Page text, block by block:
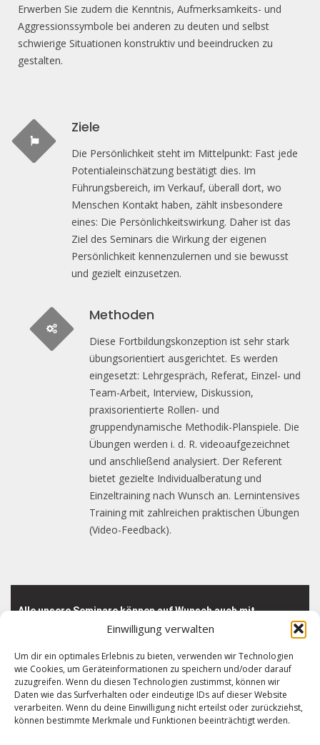
Einwilligung verwalten
Um dir ein optimales Erlebnis zu bieten, verwenden wir Technologien
wie Cookies, um Geräteinformationen zu speichern und/oder darauf
zuzugreifen. Wenn du diesen Technologien zustimmst, können wir
Daten wie das Surfverhalten oder eindeutige IDs auf dieser Website
verarbeiten. Wenn du deine Einwilligung nicht erteilst oder zurückziehst,
können bestimmte Merkmale und Funktionen beeinträchtigt werden.
Erwerben Sie zudem die Kenntnis, Aufmerksamkeits- und
Aggressionssymbole bei anderen zu deuten und selbst
schwierige Situationen konstruktiv und beeindrucken zu
gestalten.
Ziele
Die Persönlichkeit steht im Mittelpunkt: Fast jede
Potentialeinschätzung bestätigt dies. Im
Führungsbereich, im Verkauf, überall dort, wo
Menschen Kontakt haben, zählt insbesondere
eines: Die Persönlichkeitswirkung. Daher ist das
Ziel des Seminars die Wirkung der eigenen
Persönlichkeit kennenzulernen und sie bewusst
und gezielt einzusetzen.
Methoden
Diese Fortbildungskonzeption ist sehr stark
übungsorientiert ausgerichtet. Es werden
eingesetzt: Lehrgespräch, Referat, Einzel- und
Team-Arbeit, Interview, Diskussion,
praxisorientierte Rollen- und
gruppendynamische Methodik-Planspiele. Die
Übungen werden i. d. R. videoaufgezeichnet
und anschließend analysiert. Der Referent
bietet gezielte Individualberatung und
Einzeltraining nach Wunsch an. Lernintensives
Training mit zahlreichen praktischen Übungen
(Video-Feedback).
Alle unsere Seminare können auf Wunsch auch mit
Schwerpunkten konzipiert und durchgeführt werden (z.B.
weitergeben oder öffentliche Auftritte beeindruckend
inszenieren)!